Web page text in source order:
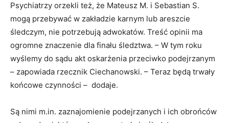
Psychiatrzy orzekli też, że Mateusz M. i Sebastian S.
mogą przebywać w zakładzie karnym lub areszcie
śledczym, nie potrzebują adwokatów. Treść opinii ma
ogromne znaczenie dla finału śledztwa. – W tym roku
wyślemy do sądu akt oskarżenia przeciwko podejrzanym
– zapowiada rzecznik Ciechanowski. – Teraz będą trwały
końcowe czynności – dodaje.
Są nimi m.in. zaznajomienie podejrzanych i ich obrońców